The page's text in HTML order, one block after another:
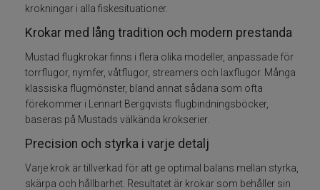
Tillbehör
Flugbindning
Bindtråd
Fjäder
krokningar i alla fiskesituationer.
Krokar med lång tradition och modern prestanda
Mustad flugkrokar finns i flera olika modeller, anpassade för
torrflugor, nymfer, våtflugor, streamers och laxflugor. Många
klassiska flugmönster, bland annat sådana som ofta
förekommer i Lennart Bergqvists flugbindningsböcker,
baseras på Mustads välkända krokserier.
Precision och styrka i varje detalj
Varje krok är tillverkad för att ge optimal balans mellan styrka,
skärpa och hållbarhet. Resultatet är krokar som behåller sin